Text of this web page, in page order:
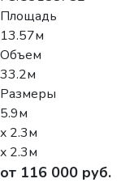
Площадь
13.57м
Объем
33.2м
Размеры
5.9м
x 2.3м
x 2.3м
от 116 000 руб.